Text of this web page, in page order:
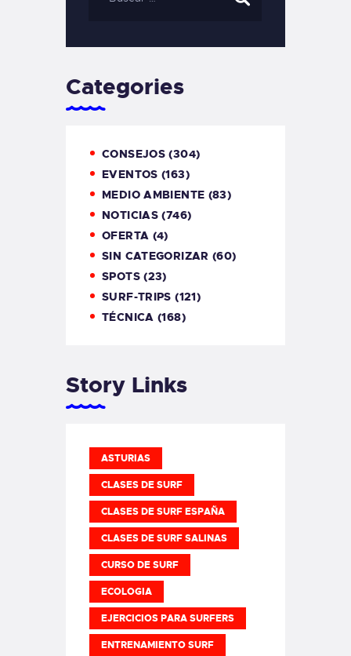
Categories
CONSEJOS (304)
EVENTOS (163)
MEDIO AMBIENTE (83)
NOTICIAS (746)
OFERTA (4)
SIN CATEGORIZAR (60)
SPOTS(23)
SURF-TRIPS (121)
TÉCNICA (168)
Story Links
ASTURIAS
CLASES DE SURF
CLASES DE SURF ESPAÑA
CLASES DE SURF SALINAS
CURSO DE SURF
ECOLOGIA
EJERCICIOS PARA SURFERS
ENTRENAMIENTO SURF